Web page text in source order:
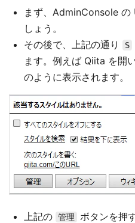
まず、AdminConsole の
しょう。
その後で、上記の通り
S
ます。例えば Qiita を開
のように表示されます。
上記の 管理
ボタンを押